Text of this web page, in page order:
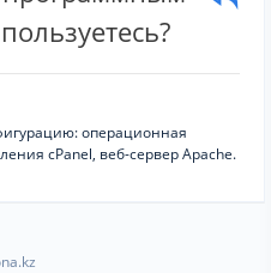
операционная
cPanel, веб-сервер Apache.